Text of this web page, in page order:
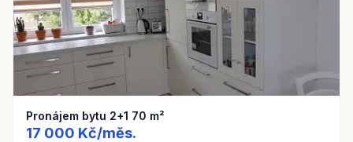
Pronájem bytu 2+1 70 m²
17 000 Kč/měs.